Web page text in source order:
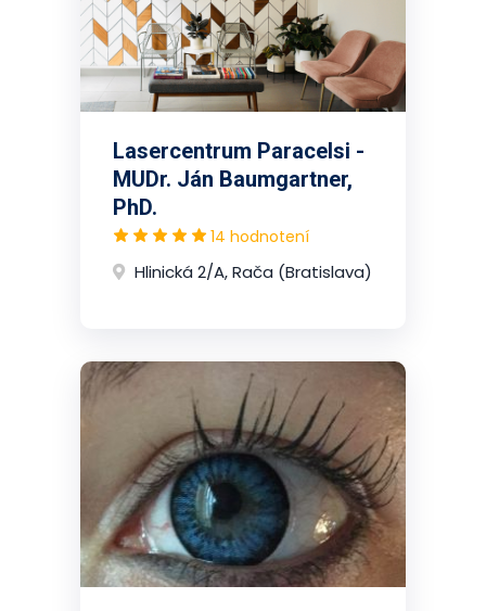
Lasercentrum Paracelsi -
MUDr. Ján Baumgartner,
PhD.
14 hodnotení
Hlinická 2/A, Rača (Bratislava)